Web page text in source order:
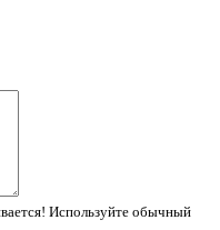
Используйте обычный